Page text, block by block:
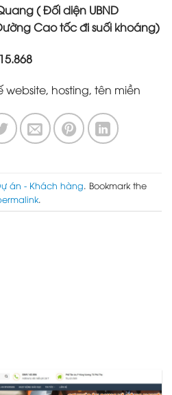
( Đối diện UBND
Cao tốc đi suối khoáng)
website, hosting, tên miền
án - Khách hàng . Bookmark the